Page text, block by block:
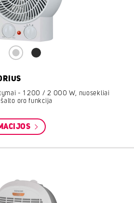
- 1 200 / 2 000 W, nuosekliai
oro funkcija